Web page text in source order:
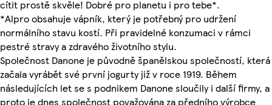
cítit prostě skvěle! Dobré pro planetu i pro tebe*.
*Alpro obsahuje vápník, který je potřebný pro udržení
normálního stavu kostí. Při pravidelné konzumaci v rámci
pestré stravy a zdravého životního stylu.
Společnost Danone je původně španělskou společností, která
začala vyrábět své první jogurty již v roce 1919. Během
následujících let se s podnikem Danone sloučily i další firmy, a
proto je dnes společnost považována za předního výrobce